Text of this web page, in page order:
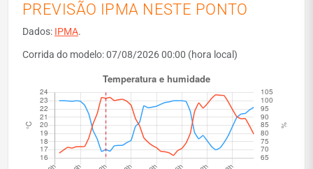
PREVISÃO IPMA NESTE PONTO
Dados: IPMA.
Corrida do modelo: 07/08/2026 00:00 (hora local)